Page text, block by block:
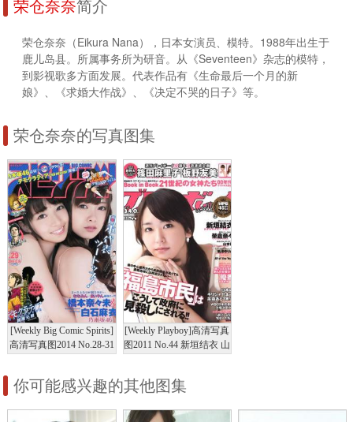
荣仓奈奈简介
荣仓奈奈（Eikura Nana），日本女演员、模特。1988年出生于
鹿儿岛县。所属事务所为研音。从《Seventeen》杂志的模特，
到影视歌多方面发展。代表作品有《生命最后一个月的新
娘》、《求婚大作战》、《决定不哭的日子》等。
荣仓奈奈的写真图集
[Weekly Big Comic Spirits]
高清写真图2014 No.28-31
なみ
[Weekly Playboy]高清写真
图2011 No.44 新垣结衣 山
う
你可能感兴趣的其他图集